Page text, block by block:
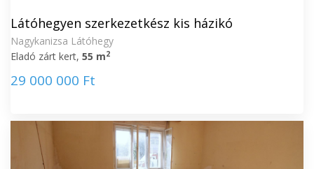
Látóhegyen szerkezetkész kis házikó
Nagykanizsa Látóhegy
Eladó zárt kert, 55 m2
29 000 000 Ft